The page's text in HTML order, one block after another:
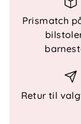
Spesielle
- Enkelt
- Lokk kan
- Leveres i
- Slitesterke
Prismatch
Retur til